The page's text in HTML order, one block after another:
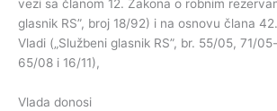
vezi sa članom 12. Zakona o robnim
glasnik RS”, broj 18/92) i na osnovu člana
Vladi („Službeni glasnik RS”, br. 55/05, 71/
65/08 i 16/11),
Vlada donosi